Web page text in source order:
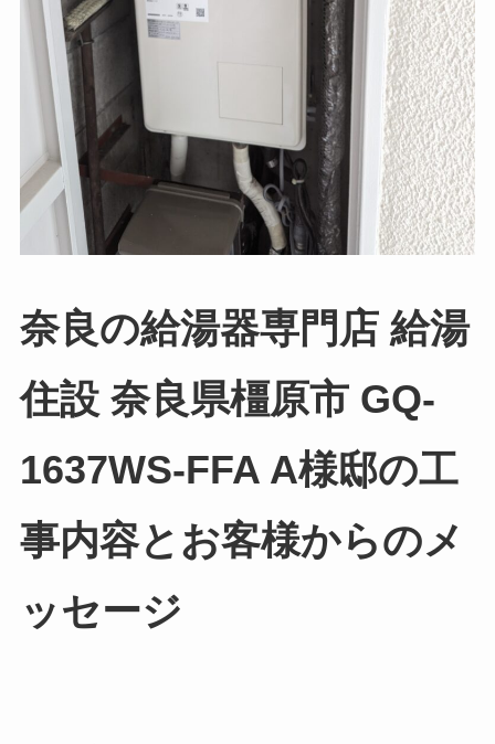
奈良の給湯器専門店 給湯
住設 奈良県橿原市 GQ-
1637WS-FFA A様邸の工
事内容とお客様からのメ
ッセージ